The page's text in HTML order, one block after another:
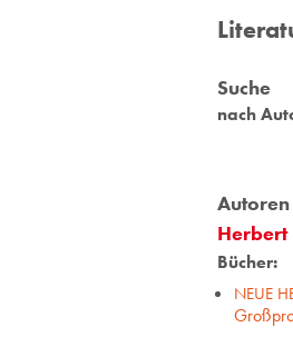
Suche
nach
Herbert
Bücher:
NEUE